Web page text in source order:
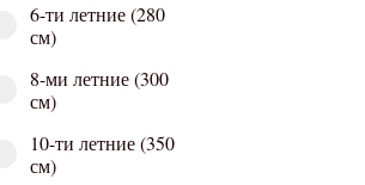
6-ти летние (280
см)
8-ми летние (300
см)
10-ти летние (350
см)